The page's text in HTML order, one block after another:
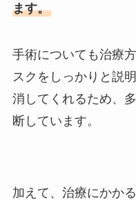
ます。
手術についても治療
スクをしっかりと説
消してくれるため、
断しています。
加えて、治療にかか